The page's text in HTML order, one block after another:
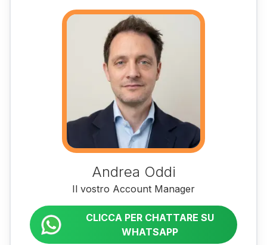
Andrea Oddi
Il vostro Account Manager
CLICCA PER CHATTARE SU
WHATSAPP